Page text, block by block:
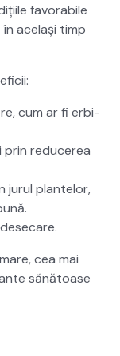
favor­a­bile
ace­lași timp
cum ar fi erbi­
prin reduc­erea
jurul plantelor,
cea mai
sănă­toase